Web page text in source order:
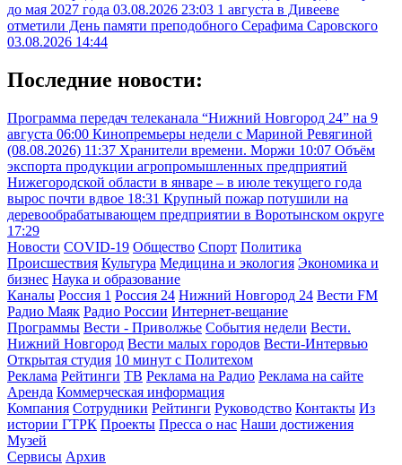
до мая 2027 года 03.08.2026 23:03 1 августа в Дивееве
отметили День памяти преподобного Серафима Саровского
03.08.2026 14:44
Последние новости:
Программа передач телеканала “Нижний Новгород 24” на 9
августа 06:00 Кинопремьеры недели с Мариной Ревягиной
(08.08.2026) 11:37 Хранители времени. Моржи 10:07 Объём
экспорта продукции агропромышленных предприятий
Нижегородской области в январе – в июле текущего года
вырос почти вдвое 18:31 Крупный пожар потушили на
деревообрабатывающем предприятии в Воротынском округе
17:29
Новости COVID-19 Общество Спорт Политика
Происшествия Культура Медицина и экология Экономика и
бизнес Наука и образование
Каналы Россия 1 Россия 24 Нижний Новгород 24 Вести FM
Радио Маяк Радио России Интернет-вещание
Программы Вести - Приволжье События недели Вести.
Нижний Новгород Вести малых городов Вести-Интервью
Открытая студия 10 минут с Политехом
Реклама Рейтинги ТВ Реклама на Радио Реклама на сайте
Аренда Коммерческая информация
Компания Сотрудники Рейтинги Руководство Контакты Из
истории ГТРК Проекты Пресса о нас Наши достижения
Музей
Сервисы Архив